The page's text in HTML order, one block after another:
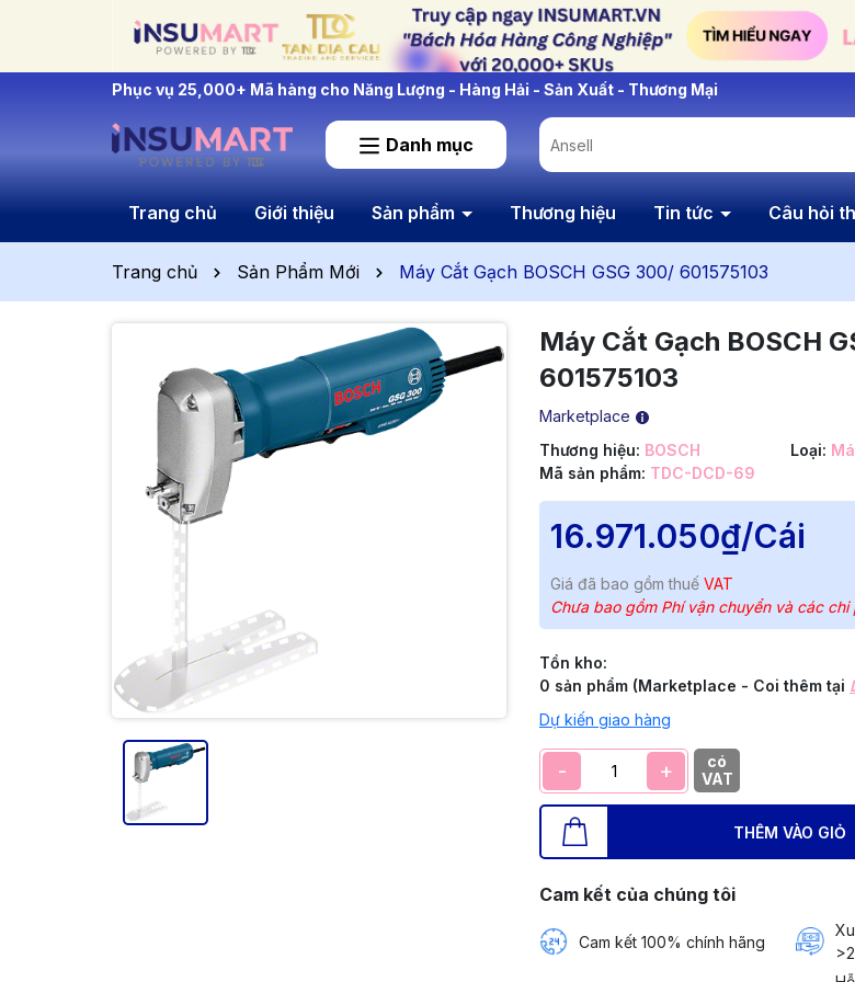
INSUMART: Lắng Nghe - Thấu Hiểu - Cải Tiến
Danh mục
Trang chủ Giới thiệu Sản phẩm Thương hiệu Tin tức Câu hỏi
Trang chủ Sản Phẩm Mới Máy Cắt Gạch BOSCH GSG 300/ 601575103
Máy Cắt Gạch BOSCH
601575103
Marketplace
Thương hiệu: BOSCH Loại:
Mã sản phẩm: TDC-DCD-69
16.971.050₫/Cái
Giá đã bao gồm thuế VAT
Chưa bao gồm Phí vận chuyển và các chi
Tồn kho:
0 sản phẩm (Marketplace - Coi thêm tại
Dự kiến giao hàng
- +
có
VAT
THÊM VÀO GIỎ
Cam kết của chúng tôi
Cam kết 100% chính hãng